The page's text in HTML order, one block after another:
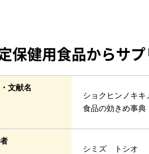
健用食品からサ
文献名
ショクヒンノキ
食品の効きめ事
シミズ トシオ